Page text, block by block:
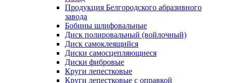
Продукция Белгородского абразивного
завода
Бобины шлифовальные
Диск полировальный (войлочный)
Диск самоклеящийся
Диски самосцепляющиеся
Диски фибровые
Круги лепестковые
Круги лепестковые с оправкой